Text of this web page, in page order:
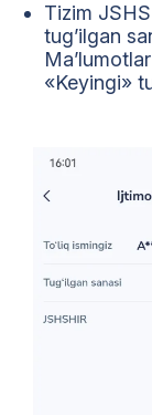
Tizim
tug’ilgan
«Keyingi»